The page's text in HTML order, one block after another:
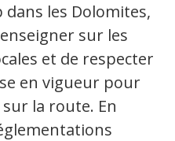
les Dolomites, il
sur les
et de respecter
en vigueur pour
la route. En